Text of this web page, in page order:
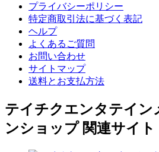
プライバシーポリシー
特定商取引法に基づく表記
ヘルプ
よくあるご質問
お問い合わせ
サイトマップ
送料とお支払方法
テイチクエンタテイン
ンショップ 関連サイト